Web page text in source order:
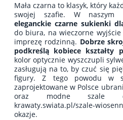
Mała czarna to klasyk, który
swojej szafie. W naszym
eleganckie czarne sukienki
do biura, na wieczorne
imprezę rodzinną. Dobrze
podkreślą kobiece kształty
kolor optycznie wyszczupli
zasługują na to, by czuć się
figury. Z tego powodu w
zaprojektowane w Polsce
oraz modne szale
krawaty.swiata.pl/szale-
okazje.